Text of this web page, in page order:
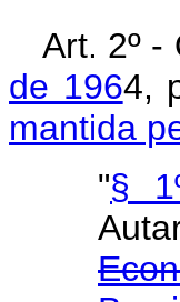
Art. 2º -
de 1964,
mantida
"§